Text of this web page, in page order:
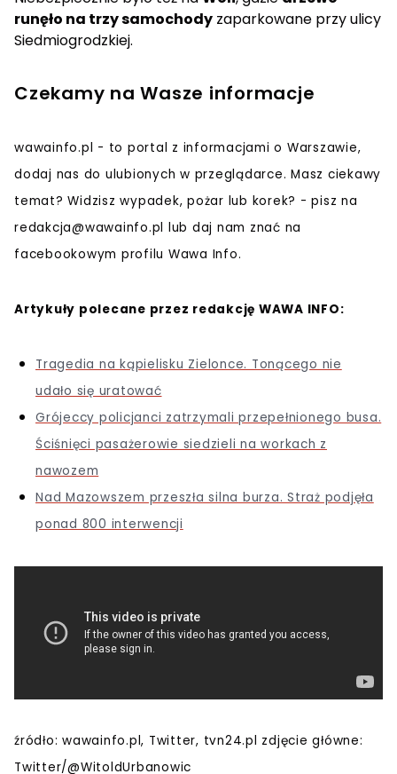
runęło na trzy samochody zaparkowane przy ulicy
Siedmiogrodzkiej.
Czekamy na Wasze informacje
wawainfo.pl - to portal z informacjami o Warszawie,
dodaj nas do ulubionych w przeglądarce. Masz ciekawy
temat? Widzisz wypadek, pożar lub korek? - pisz na
redakcja@wawainfo.pl lub daj nam znać na
facebookowym profilu Wawa Info.
Artykuły polecane przez redakcję WAWA INFO:
Tragedia na kąpielisku Zielonce. Tonącego nie
udało się uratować
Grójeccy policjanci zatrzymali przepełnionego busa.
Ściśnięci pasażerowie siedzieli na workach z
nawozem
Nad Mazowszem przeszła silna burza. Straż podjęła
ponad 800 interwencji
źródło: wawainfo.pl, Twitter, tvn24.pl zdjęcie główne:
Twitter/@WitoldUrbanowic